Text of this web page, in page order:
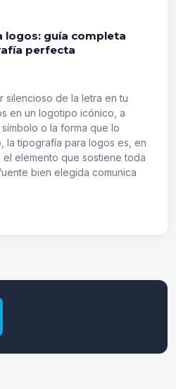
logos: guía completa
perfecta
silencioso de la letra en tu
en un logotipo icónico, a
o la forma que lo
la tipografía para logos es, en
el elemento que sostiene toda
bien elegida comunica